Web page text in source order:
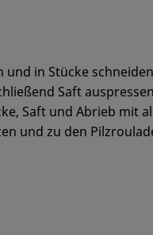
und in Stücke
Saft
Saft und Abrieb mit
und zu den